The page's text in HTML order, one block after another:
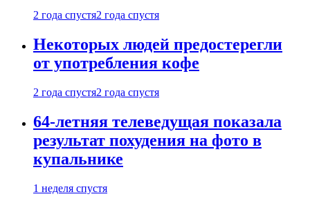
2 года спустя2 года спустя
Некоторых людей предостерегли
от употребления кофе
2 года спустя2 года спустя
64-летняя телеведущая показала
результат похудения на фото в
купальнике
1 неделя спустя